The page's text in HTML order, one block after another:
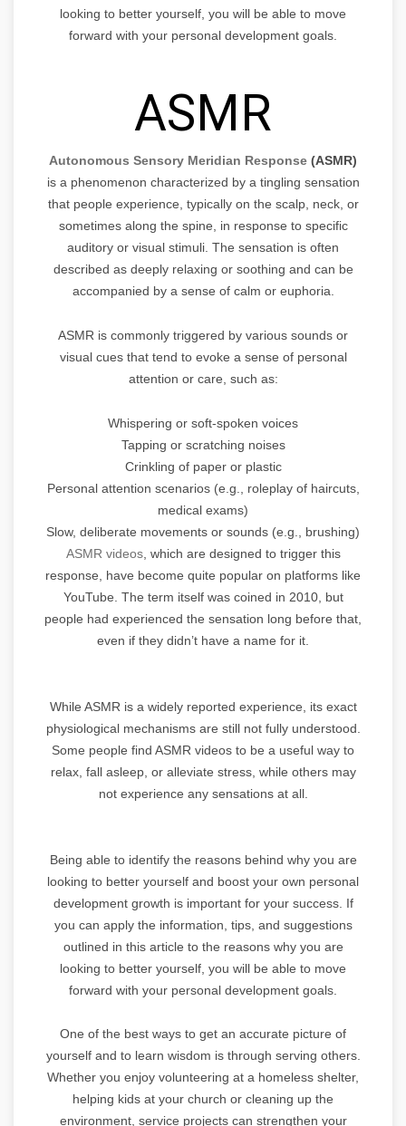
looking to better yourself, you will be able to move
forward with your personal development goals.
ASMR
Autonomous Sensory Meridian Response (ASMR)
is a phenomenon characterized by a tingling sensation
that people experience, typically on the scalp, neck, or
sometimes along the spine, in response to specific
auditory or visual stimuli. The sensation is often
described as deeply relaxing or soothing and can be
accompanied by a sense of calm or euphoria.
ASMR is commonly triggered by various sounds or
visual cues that tend to evoke a sense of personal
attention or care, such as:
Whispering or soft-spoken voices
Tapping or scratching noises
Crinkling of paper or plastic
Personal attention scenarios (e.g., roleplay of haircuts,
medical exams)
Slow, deliberate movements or sounds (e.g., brushing)
ASMR videos, which are designed to trigger this
response, have become quite popular on platforms like
YouTube. The term itself was coined in 2010, but
people had experienced the sensation long before that,
even if they didn’t have a name for it.
While ASMR is a widely reported experience, its exact
physiological mechanisms are still not fully understood.
Some people find ASMR videos to be a useful way to
relax, fall asleep, or alleviate stress, while others may
not experience any sensations at all.
Being able to identify the reasons behind why you are
looking to better yourself and boost your own personal
development growth is important for your success. If
you can apply the information, tips, and suggestions
outlined in this article to the reasons why you are
looking to better yourself, you will be able to move
forward with your personal development goals.
One of the best ways to get an accurate picture of
yourself and to learn wisdom is through serving others.
Whether you enjoy volunteering at a homeless shelter,
helping kids at your church or cleaning up the
environment, service projects can strengthen your